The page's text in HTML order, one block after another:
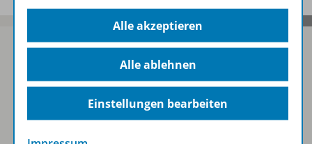
Sofort profitieren
Alle akzeptieren
Alle ablehnen
Einstellungen bearbeiten